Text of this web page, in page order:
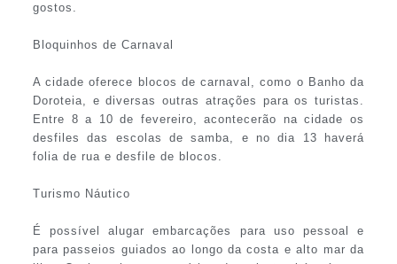
gostos.
Bloquinhos de Carnaval
A cidade oferece blocos de carnaval, como o Banho da
Doroteia, e diversas outras atrações para os turistas.
Entre 8 a 10 de fevereiro, acontecerão na cidade os
desfiles das escolas de samba, e no dia 13 haverá
folia de rua e desfile de blocos.
Turismo Náutico
É possível alugar embarcações para uso pessoal e
para passeios guiados ao longo da costa e alto mar da